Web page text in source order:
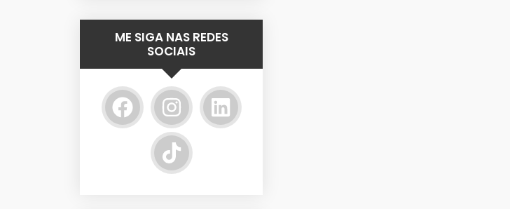
ME SIGA NAS REDES
SOCIAIS